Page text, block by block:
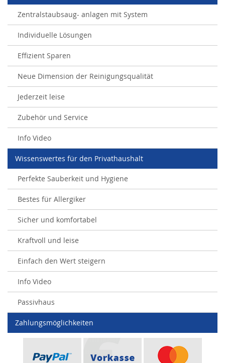
Zentralstaubsaug- anlagen mit System
Individuelle Lösungen
Effizient Sparen
Neue Dimension der Reinigungsqualität
Jederzeit leise
Zubehör und Service
Info Video
Wissenswertes für den Privathaushalt
Perfekte Sauberkeit und Hygiene
Bestes für Allergiker
Sicher und komfortabel
Kraftvoll und leise
Einfach den Wert steigern
Info Video
Passivhaus
Zahlungsmöglichkeiten